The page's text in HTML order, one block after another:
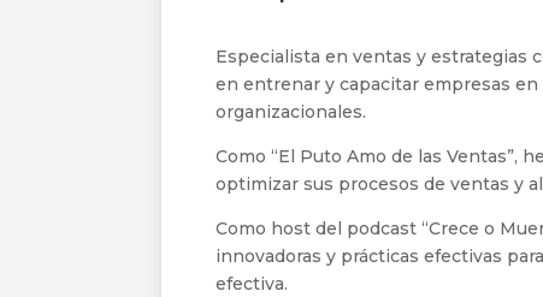
Especialista en ventas y estrategias
en entrenar y capacitar empresas
organizacionales.
Como “El Puto Amo de las Ventas”,
optimizar sus procesos de ventas y
Como host del podcast “Crece o
innovadoras y prácticas efectivas
efectiva.